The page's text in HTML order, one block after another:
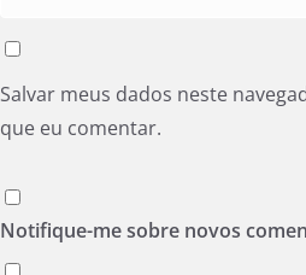
Salvar meus dados neste
que eu comentar.
Notifique-me sobre novos